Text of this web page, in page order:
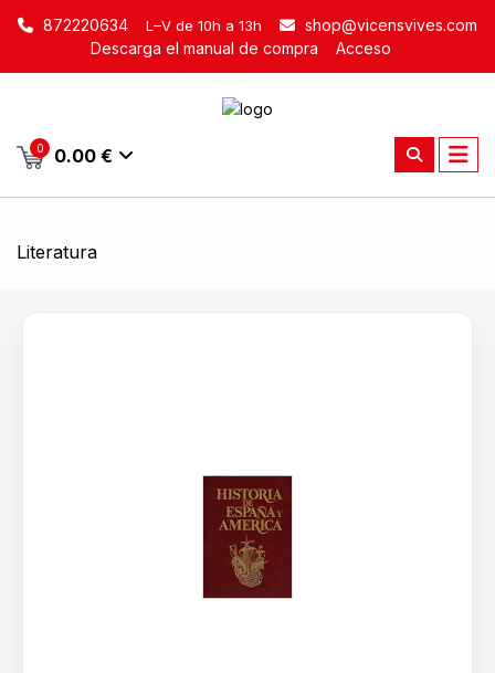
872220634 L–V de 10h a 13h
shop@vicensvives.com
Descarga el manual de compra
Acceso
0 0.00 €
Literatura